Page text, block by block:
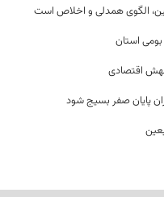
الگوی همدلی و اخلاص است
بومی استان
اقتصادی
پایان صفر بسیج شود